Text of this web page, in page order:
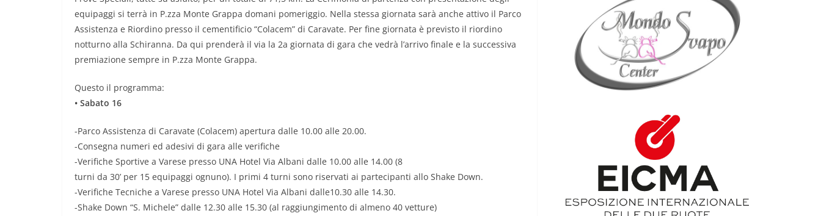
equipaggi si terrà in P.zza Monte Grappa domani pomeriggio. Nella stessa giornata sarà anche attivo il Parco
Assistenza e Riordino presso il cementificio “Colacem” di Caravate. Per fine giornata è previsto il riordino
notturno alla Schiranna. Da qui prenderà il via la 2a giornata di gara che vedrà l’arrivo finale e la successiva
premiazione sempre in P.zza Monte Grappa.
Questo il programma:
• Sabato 16
-Parco Assistenza di Caravate (Colacem) apertura dalle 10.00 alle 20.00.
-Consegna numeri ed adesivi di gara alle verifiche
-Verifiche Sportive a Varese presso UNA Hotel Via Albani dalle 10.00 alle 14.00 (8
turni da 30’ per 15 equipaggi ognuno). I primi 4 turni sono riservati ai partecipanti allo Shake Down.
-Verifiche Tecniche a Varese presso UNA Hotel Via Albani dalle10.30 alle 14.30.
-Shake Down “S. Michele” dalle 12.30 alle 15.30 (al raggiungimento di almeno 40 vetture)